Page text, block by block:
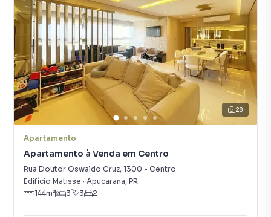
28
Apartamento
Apartamento à Venda em Centro
Rua Doutor Oswaldo Cruz, 1300 - Centro
Edifício Matisse · Apucarana, PR
144m² 3 3 2